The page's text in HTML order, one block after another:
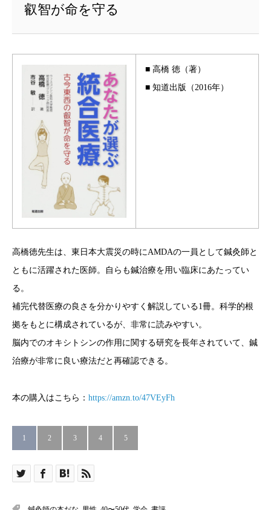
叡智が命を守る
■ 高橋 徳（著）
■ 知道出版（2016年）
高橋徳先生は、東日本大震災の時にAMDAの一員として鍼灸師と
ともに活躍された医師。自らも鍼治療を用い臨床にあたってい
る。
補完代替医療の良さを分かりやすく解説している1冊。科学的根
拠をもとに構成されているが、非常に読みやすい。
脳内でのオキシトシンの作用に関する研究を長年されていて、鍼
治療が非常に良い療法だと再確認できる。
本の購入はこちら： https://amzn.to/47VEyFh
1 2 3 4 5